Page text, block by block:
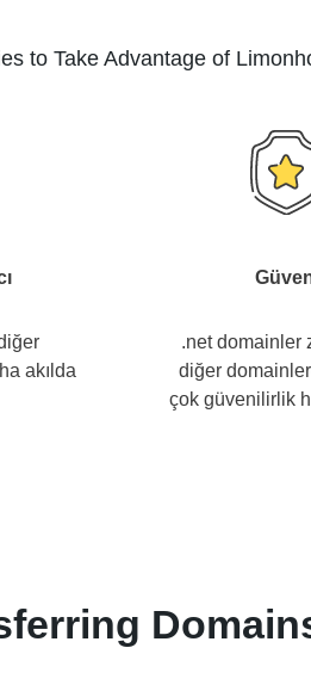
to Take Advantage of
akılda
.net domainler
diğer
çok güvenilirlik